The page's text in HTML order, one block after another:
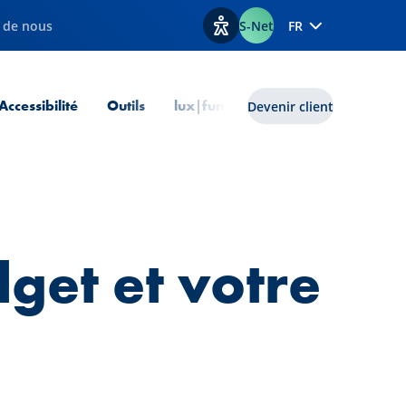
nous Afficher les options
S-Net FR
courante Outils lux|funds Devenir client
et votre